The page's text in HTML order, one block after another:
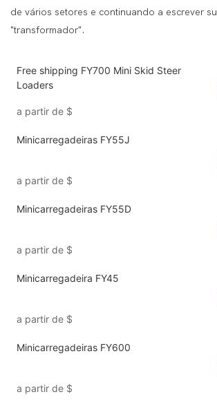
de vários setores e continuando a escrever
"transformador".
Free shipping FY700 Mini Skid Steer
Loaders
a partir de $
Minicarregadeiras FY55J
a partir de $
Minicarregadeiras FY55D
a partir de $
Minicarregadeira FY45
a partir de $
Minicarregadeiras FY600
a partir de $